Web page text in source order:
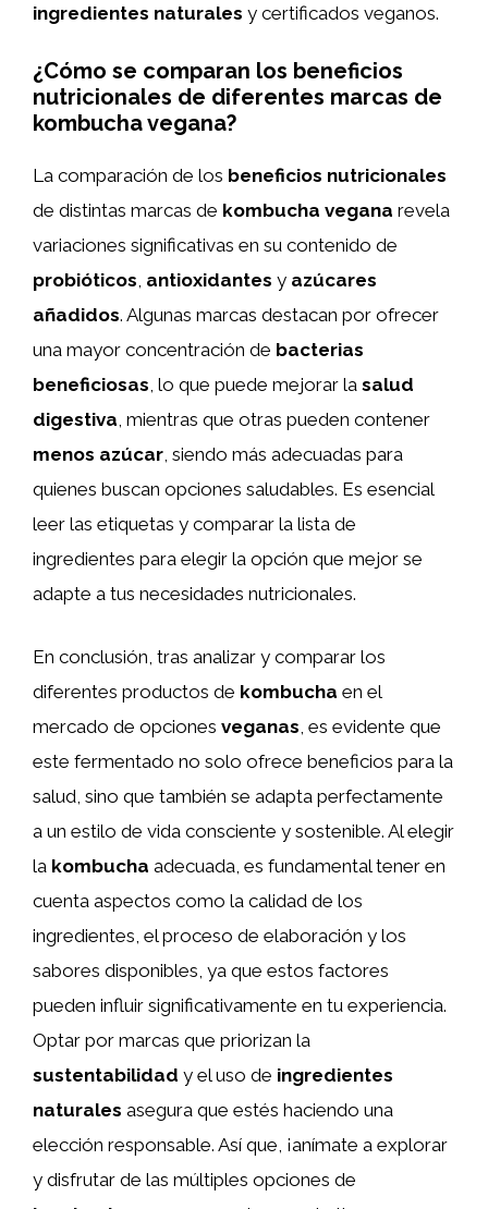
ingredientes naturales y certificados veganos.
¿Cómo se comparan los beneficios
nutricionales de diferentes marcas de
kombucha vegana?
La comparación de los beneficios nutricionales
de distintas marcas de kombucha vegana revela
variaciones significativas en su contenido de
probióticos, antioxidantes y azúcares
añadidos. Algunas marcas destacan por ofrecer
una mayor concentración de bacterias
beneficiosas, lo que puede mejorar la salud
digestiva, mientras que otras pueden contener
menos azúcar, siendo más adecuadas para
quienes buscan opciones saludables. Es esencial
leer las etiquetas y comparar la lista de
ingredientes para elegir la opción que mejor se
adapte a tus necesidades nutricionales.
En conclusión, tras analizar y comparar los
diferentes productos de kombucha en el
mercado de opciones veganas , es evidente que
este fermentado no solo ofrece beneficios para la
salud, sino que también se adapta perfectamente
a un estilo de vida consciente y sostenible. Al elegir
la kombucha adecuada, es fundamental tener en
cuenta aspectos como la calidad de los
ingredientes, el proceso de elaboración y los
sabores disponibles, ya que estos factores
pueden influir significativamente en tu experiencia.
Optar por marcas que priorizan la
sustentabilidad y el uso de ingredientes
naturales asegura que estés haciendo una
elección responsable. Así que, ¡anímate a explorar
y disfrutar de las múltiples opciones de